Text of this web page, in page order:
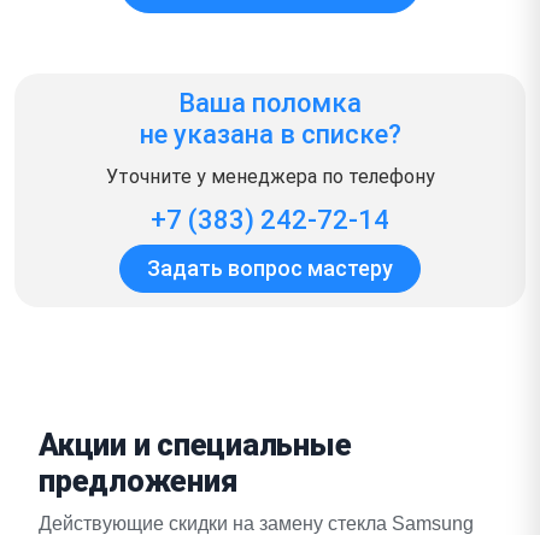
Ваша поломка
не указана в списке?
Уточните у менеджера по телефону
+7 (383) 242-72-14
Задать вопрос мастеру
Акции и специальные
предложения
Действующие скидки на замену стекла Samsung